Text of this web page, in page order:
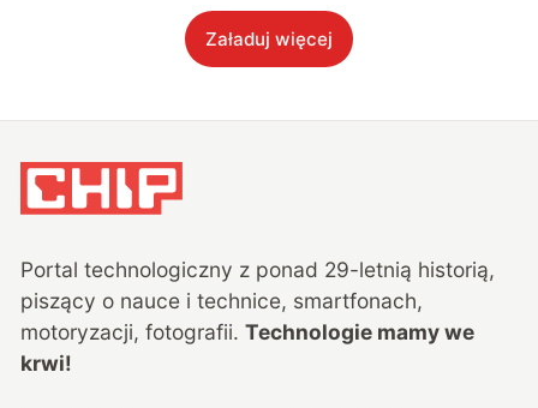
Załaduj więcej
Portal technologiczny z ponad 29-letnią historią,
piszący o nauce i technice, smartfonach,
motoryzacji, fotografii. Technologie mamy we
krwi!